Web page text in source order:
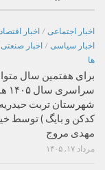
اخبار اجتماعی / اخبار
اخبار سیاسی / اخبار صنعتی
ها
برای هفتمین سال
شهرستان تربت
کدکن و بایگ ) توسط
مهدی مروج
مرداد ۱۷, ۱۴۰۵